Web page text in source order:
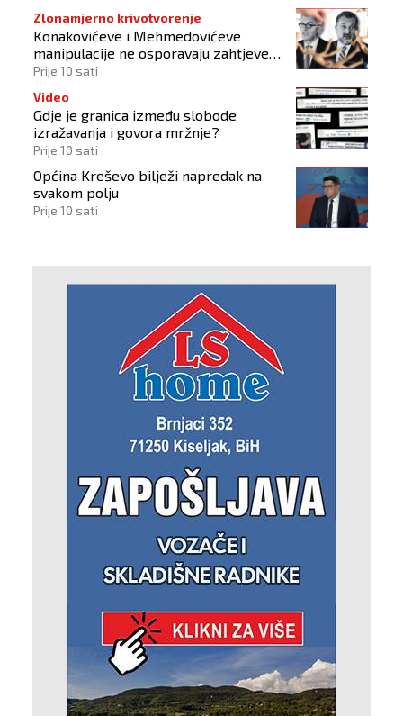
Zlonamjerno krivotvorenje
Konakovićeve i Mehmedovićeve
manipulacije ne osporavaju zahtjeve
Hrvata
Prije 10 sati
Video
Gdje je granica između slobode
izražavanja i govora mržnje?
Prije 10 sati
Općina Kreševo bilježi napredak na
svakom polju
Prije 10 sati